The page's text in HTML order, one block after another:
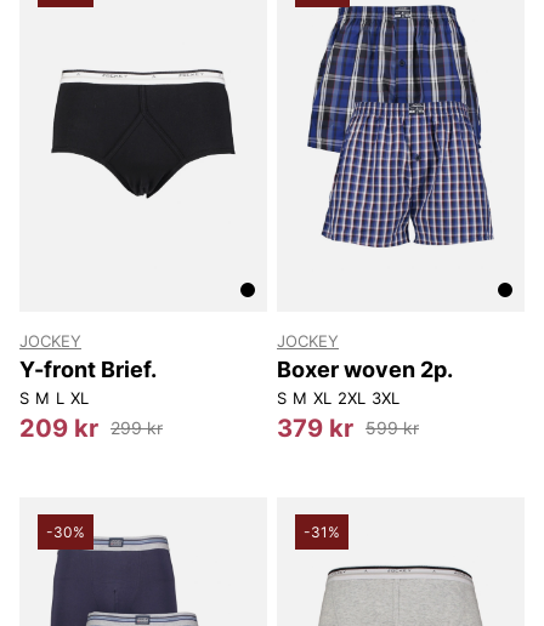
JOCKEY
Y-front Brief.
S M L XL
209 kr 299 kr
JOCKEY
Boxer woven 2p.
S M XL 2XL 3XL
379 kr 599 kr
-30% -31%